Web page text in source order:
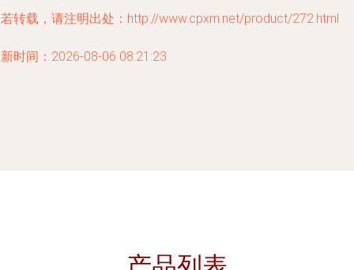
转载，请注明出处：http://www.cpxm.net/product/272.html
时间：2026-08-06 08:21:23